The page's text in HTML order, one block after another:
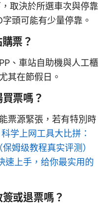
取決於所選車次與停靠
頭可能有少量停靠。
票？
、車站自助機與人工櫃
其在節假日。
票嗎？
票源緊張，若有特別時
科学上网工具大比拼：
姆级教程真实评测）
速上手，给你最实用的
或退票嗎？